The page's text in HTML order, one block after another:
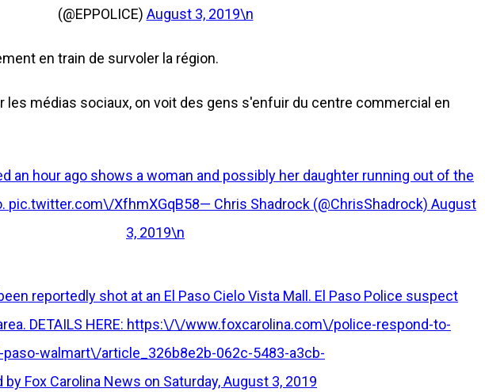
(@EPPOLICE) August 3, 2019\n
en train de survoler la région.
médias sociaux, on voit des gens s'enfuir du centre commercial en
an hour ago shows a woman and possibly her daughter running out of the
pic.twitter.com\/XfhmXGqB58— Chris Shadrock (@ChrisShadrock) August
3, 2019\n
reportedly shot at an El Paso Cielo Vista Mall. El Paso Police suspect
DETAILS HERE: https:\/\/www.foxcarolina.com\/police-respond-to-
walmart\/article_326b8e2b-062c-5483-a3cb-
by Fox Carolina News on Saturday, August 3, 2019